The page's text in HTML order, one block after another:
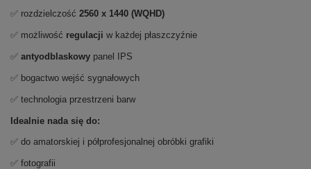
✅ rozdzielczość 2560 x 1440 (WQHD)
✅ możliwość regulacji w każdej płaszczyźnie
✅ antyodblaskowy panel IPS
✅ bogactwo wejść sygnałowych
✅ technologia przestrzeni barw
Idealnie nada się do:
✅ do amatorskiej i półprofesjonalnej obróbki grafiki
✅ fotografii